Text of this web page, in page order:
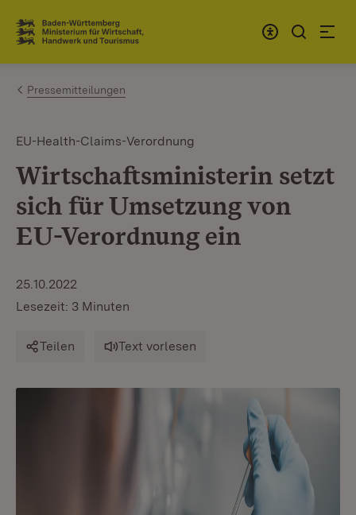
Zum Inhalt springen
Link zur Startseite
Pressemitteilungen
EU-Health-Claims-Verordnung
Wirtschaftsministerin setzt
sich für Umsetzung von
EU-Verordnung ein
25.10.2022
Lesezeit: 3 Minuten
Teilen Text vorlesen